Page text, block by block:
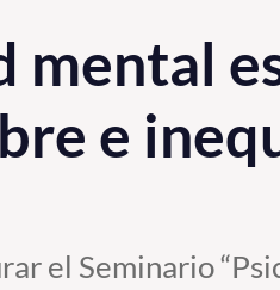
mental
e
el Seminario